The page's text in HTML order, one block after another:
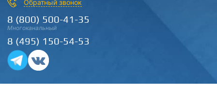
Обратный звонок
8 (800) 500-41-35
Многоканальный
8 (495) 150-54-53